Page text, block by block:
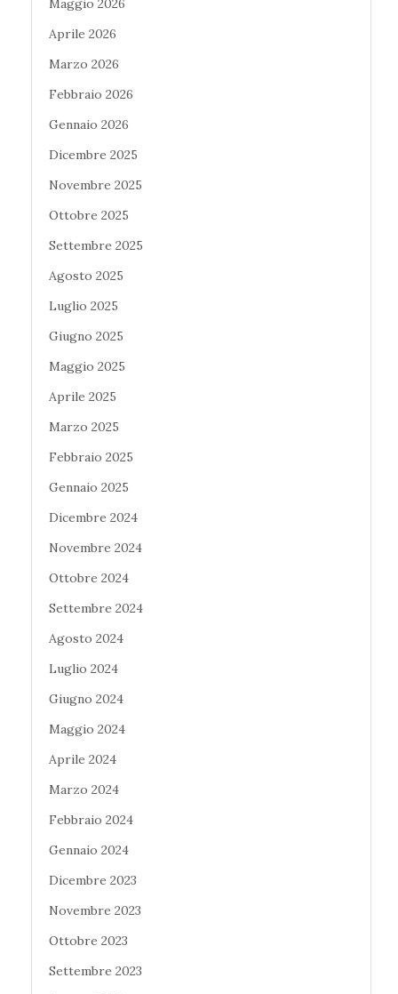
Maggio 2026
Aprile 2026
Marzo 2026
Febbraio 2026
Gennaio 2026
Dicembre 2025
Novembre 2025
Ottobre 2025
Settembre 2025
Agosto 2025
Luglio 2025
Giugno 2025
Maggio 2025
Aprile 2025
Marzo 2025
Febbraio 2025
Gennaio 2025
Dicembre 2024
Novembre 2024
Ottobre 2024
Settembre 2024
Agosto 2024
Luglio 2024
Giugno 2024
Maggio 2024
Aprile 2024
Marzo 2024
Febbraio 2024
Gennaio 2024
Dicembre 2023
Novembre 2023
Ottobre 2023
Settembre 2023